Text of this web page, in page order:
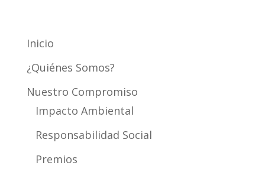
Inicio
¿Quiénes Somos?
Nuestro Compromiso
Impacto Ambiental
Responsabilidad Social
Premios